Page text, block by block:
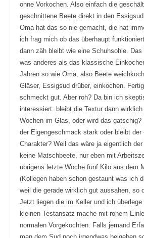
ohne Vorkochen. Also einfach die
geschnittene Beete direkt in den
Oma hat das so nie gemacht, die hat
ich frag mich ob das überhaupt
dann zäh bleibt wie eine Schuhsohle.
was anderes als das klassische
Jahren so wie Oma, also Beete
Gläser, Essigsud drüber, einkochen.
schmeckt gut. Aber roh? Da bin ich
interessiert: bleibt die Textur dann
Wochen im Glas, oder wird das gatschig?
der Eigengeschmack stark oder bleibt der
Charakter? Weil das wäre ja eigentlich
keine Matschbeete, nur eben mit
übrigens letzte Woche fünf Kilo aus dem
(Kollegen haben schon gestaunt was ich
weil die gerade wirklich gut aussahen, so
Jetzt liegen die im Keller und ich
kleinen Testansatz mache mit rohem
normalen Vorgekochten. Falls jemand